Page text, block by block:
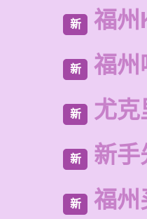
新 福州
新 福州
新 尤克
新 新手
新 福州